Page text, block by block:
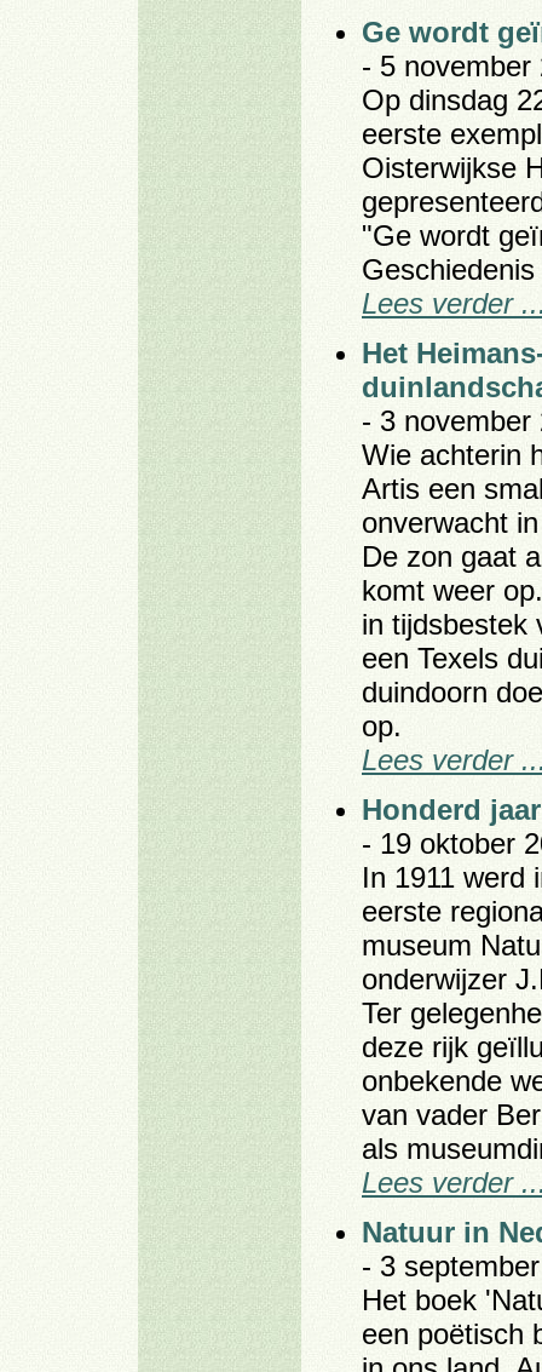
Ge wordt
- 5 november
Op dinsdag
eerste
Oisterwijkse
"Ge wordt
Lees verder
Het
- 3 november
Wie achterin
Artis een
onverwacht
De zon gaat
komt weer
in tijdsbestek
een Texels
duindoorn
op.
Lees verder
Honderd
- 19 oktober
In 1911 werd
eerste
museum
onderwijzer
Ter
deze rijk
onbekende
van vader
als
Lees verder
Natuur in
- 3
Het boek
een poëtisch